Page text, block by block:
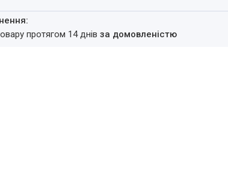
протягом 14 днівза домовленістю